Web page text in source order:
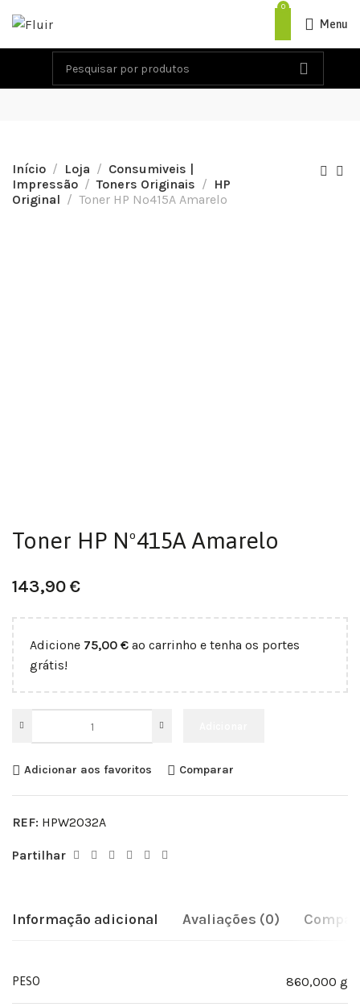
0
Menu
Início Loja
Consumiveis |
Impressão
Toners Originais
HP
Original
Toner HP Nº415A Amarelo
Toner HP Nº415A Amarelo
143,90€
Adicione 75,00 € ao carrinho e tenha os portes
grátis!
Adicionar aos favoritos Comparar
REF: HPW2032A
Partilhar
Informação adicional Avaliações (0)
PESO 860,000 g